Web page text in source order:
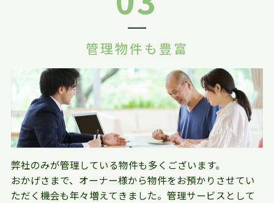
管理物件も豊富
弊社のみが管理している物件も多くございます。
おかげさまで、オーナー様から物件をお預かりさせてい
ただく機会も年々増えてきました。管理サービスとして